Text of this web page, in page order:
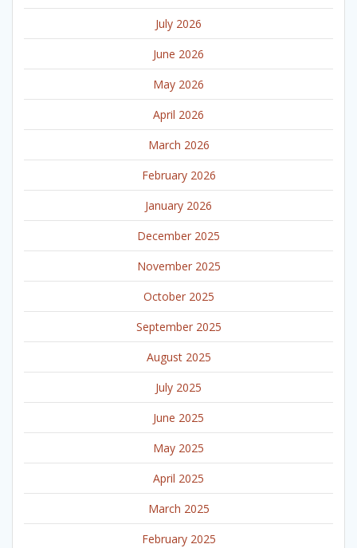
July 2026
June 2026
May 2026
April 2026
March 2026
February 2026
January 2026
December 2025
November 2025
October 2025
September 2025
August 2025
July 2025
June 2025
May 2025
April 2025
March 2025
February 2025